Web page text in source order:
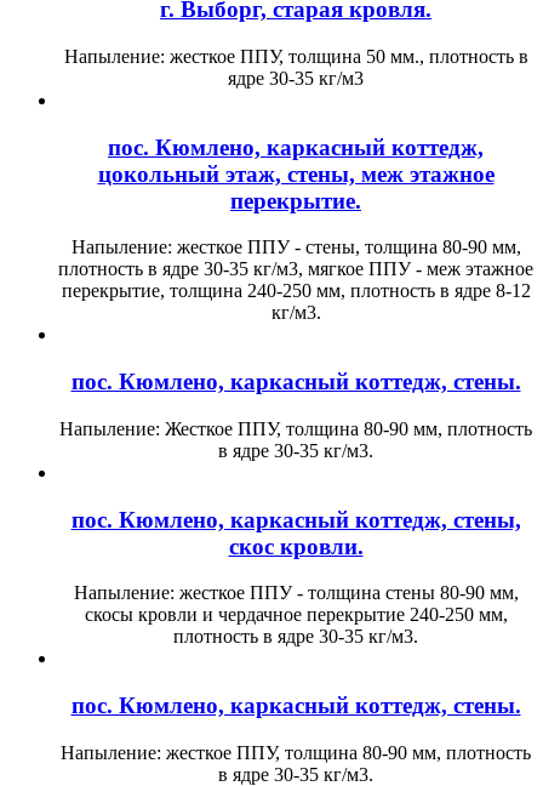
г. Выборг, старая кровля.
Напыление: жесткое ППУ, толщина 50 мм., плотность в
ядре 30-35 кг/м3
пос. Кюмлено, каркасный коттедж,
цокольный этаж, стены, меж этажное
перекрытие.
Напыление: жесткое ППУ - стены, толщина 80-90 мм,
плотность в ядре 30-35 кг/м3, мягкое ППУ - меж этажное
перекрытие, толщина 240-250 мм, плотность в ядре 8-12
кг/м3.
пос. Кюмлено, каркасный коттедж, стены.
Напыление: Жесткое ППУ, толщина 80-90 мм, плотность
в ядре 30-35 кг/м3.
пос. Кюмлено, каркасный коттедж, стены,
скос кровли.
Напыление: жесткое ППУ - толщина стены 80-90 мм,
скосы кровли и чердачное перекрытие 240-250 мм,
плотность в ядре 30-35 кг/м3.
пос. Кюмлено, каркасный коттедж, стены.
Напыление: жесткое ППУ, толщина 80-90 мм, плотность
в ядре 30-35 кг/м3.